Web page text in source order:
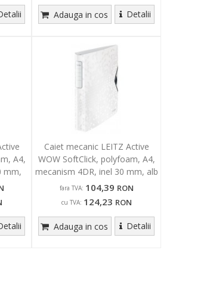
Adauga in cos Detalii
A4,
mm,
Caiet mecanic LEITZ Active
WOW SoftClick, polyfoam, A4,
mecanism 4DR, inel 30 mm, alb
fara TVA: 104,39 RON
cu TVA: 124,23 RON
Adauga in cos Detalii